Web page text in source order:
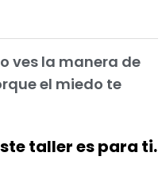
ves la manera de
el miedo te
taller es para ti.